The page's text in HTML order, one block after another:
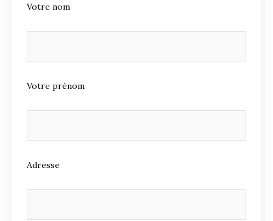
Votre nom
Votre prénom
Adresse